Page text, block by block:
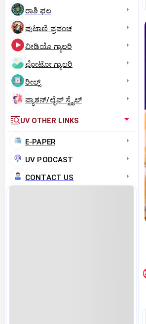
ರಾಶಿ ಫಲ
ಪುಟಾಣಿ ಪ್ರಪಂಚ
ವೀಡಿಯೊ ಗ್ಯಾಲರಿ
ಫೋಟೋ ಗ್ಯಾಲರಿ
ರೀಲ್ಸ್
ಫ್ಯಾಶನ್/ಲೈಫ್‌ ಸ್ಟೈಲ್
UV OTHER LINKS
E-PAPER
UV PODCAST
CONTACT US